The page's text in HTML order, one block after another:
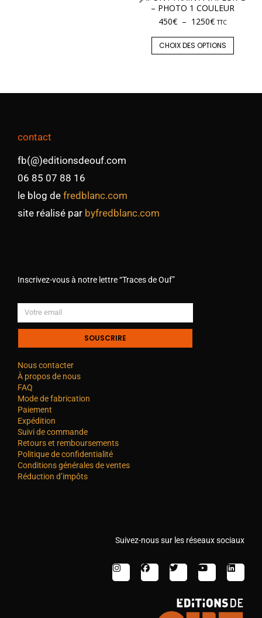
– PHOTO 1 COULEUR
450€ – 1250€ TTC
CHOIX DES OPTIONS
contact
fb(@)editionsdeouf.com
06 85 07 88 16
le blog de fredblanc.com
site réalisé par byfredblanc.com
Inscrivez-vous à notre lettre “Traces de Ouf”
SOUSCRIRE
Nous contacter
À propos de nous
FAQ
Mode de fabrication
Paiement
Expédition
Suivi de commande
Retours et remboursements
Politique de confidentialité
Conditions générales de ventes
Réduction d’impôts
Suivez-nous sur les réseaux sociaux